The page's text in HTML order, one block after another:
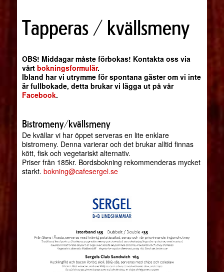
Tapperas / kvällsmeny
OBS! Middagar måste förbokas! Kontakta oss via
vårt bokningsformulär.
Ibland har vi utrymme för spontana gäster om vi inte
är fullbokade, detta brukar vi lägga ut på vår
Facebook.
Bistromeny/kvällsmeny
De kvällar vi har öppet serveras en lite enklare
bistromeny. Denna varierar och det brukar alltid finnas
kött, fisk och vegetariskt alternativ.
Priser från 185kr. Bordsbokning rekommenderas mycket
starkt. bokning@cafesergel.se